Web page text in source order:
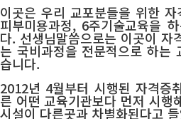
이곳은 우리 교포분들을 위한
피부미용과정, 6주기술교육을
다. 선생님말씀으로는 이곳이 자
는 국비과정을 전문적으로 하는
습니다.
2012년 4월부터 시행된 자격증
른 어떤 교육기관보다 먼저 시행
시설이 다른곳과 차별화된다고